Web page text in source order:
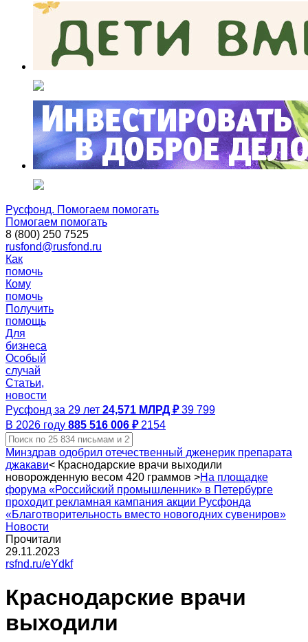
Русфонд. Помогаем помогать
Помогаем помогать
8 (800) 250 7525
rusfond@rusfond.ru
Как
помочь
Кому
помочь
Получить
помощь
Для
бизнеса
Особый
случай
Статьи,
новости
Русфонд за 29 лет 24,571 МЛРД ₽ 39 799
В 2026 году 885 516 006 ₽ 2154
Минздрав одобрил отечественный дженерик препарата
джакави< Краснодарские врачи выходили
новорожденную весом 420 граммов >На площадке
форума «Российский промышленник» в Петербурге
проходит рекламная кампания акции Русфонда
«Благотворительность вместо новогодних сувениров»
Новости
Прочитали
29.11.2023
rsfnd.ru/eYdkf
Краснодарские врачи
выходили